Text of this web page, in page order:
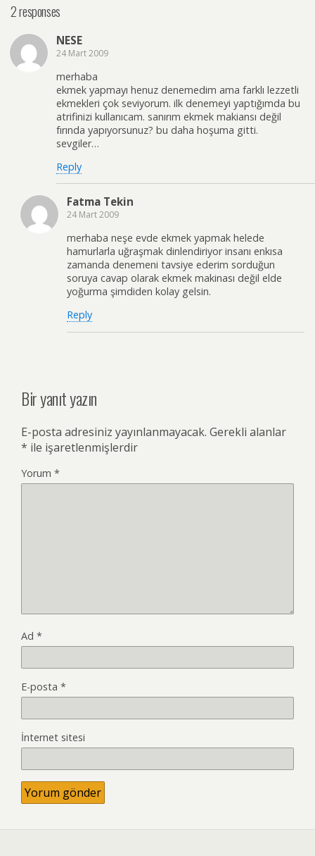
2 responses
NESE
24 Mart 2009
merhaba
ekmek yapmayı henuz denemedim ama farklı lezzetli
ekmekleri çok seviyorum. ilk denemeyi yaptığımda bu
atrifinizi kullanıcam. sanırım ekmek makiansı değil
fırında yapıyorsunuz? bu daha hoşuma gitti.
sevgiler…
Reply
Fatma Tekin
24 Mart 2009
merhaba neşe evde ekmek yapmak helede
hamurlarla uğraşmak dinlendiriyor insanı enkısa
zamanda denemeni tavsiye ederim sorduğun
soruya cavap olarak ekmek makinası değil elde
yoğurma şimdiden kolay gelsin.
Reply
Bir yanıt yazın
E-posta adresiniz yayınlanmayacak. Gerekli alanlar
* ile işaretlenmişlerdir
Yorum *
Ad *
E-posta *
İnternet sitesi